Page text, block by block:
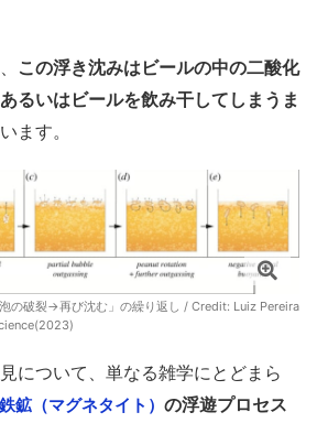
この浮き沈みはビールの中の二酸化
るいはビールを飲み干してしまうま
ます。
の破裂→再び沈む」の繰り返し / Credit: Luiz Pereira
について、単なる雑学にとどまら
鉱（マグネタイト） の浮遊プロセス